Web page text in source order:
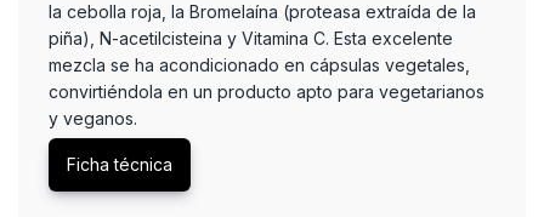
la cebolla roja, la Bromelaína (proteasa extraída de la
piña), N-acetilcisteina y Vitamina C. Esta excelente
mezcla se ha acondicionado en cápsulas vegetales,
convirtiéndola en un producto apto para vegetarianos
y veganos.
Ficha técnica